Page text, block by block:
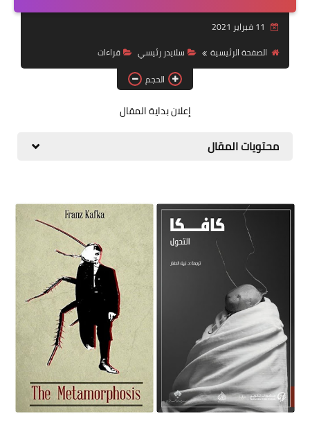
قراءات
دراسات
مقالات
ذاكرة كوباني
مواهب جديدة
منوعات
على مقام سبا
فيديوهات
اقتباسات روائية
أعداد جريدة سبا
الصفحة الرئيسية
سلايدر رئيسي
قراءات
الحجم
إعلان بداية المقال
محتويات المقال